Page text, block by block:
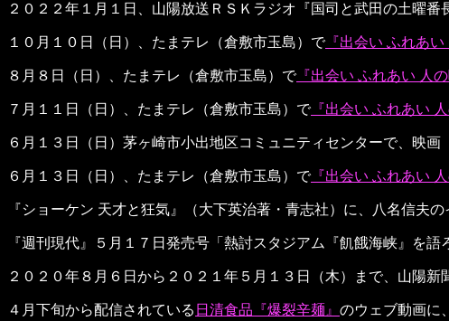
２０２２年１月１日、山陽放送ＲＳＫラジオ『国司と武田の土曜番
１０月１０日（日）、たまテレ（倉敷市玉島）で『出会い ふれあい
８月８日（日）、たまテレ（倉敷市玉島）で『出会い ふれあい 人
７月１１日（日）、たまテレ（倉敷市玉島）で『出会い ふれあい
６月１３日（日）茅ヶ崎市小出地区コミュニティセンターで、映画
６月１３日（日）、たまテレ（倉敷市玉島）で『出会い ふれあい
『ショーケン 天才と狂気』（大下英治著・青志社）に、八名信夫
『週刊現代』５月１７日発売号「熱討スタジアム『飢餓海峡』を
２０２０年８月６日から２０２１年５月１３日（木）まで、山陽
４月下旬から配信されている 日清食品『爆裂辛麺』 のウェブ動画に